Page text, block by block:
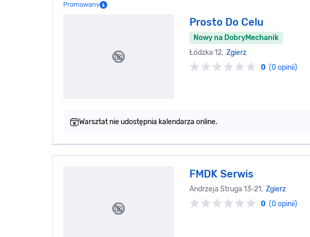
Promowany
Prosto Do Celu
Nowy na DobryMechanik
Łódzka 12, Zgierz
0 (0 opinii)
Warsztat nie udostępnia kalendarza online.
FMDK Serwis
Andrzeja Struga 13-21, Zgierz
0 (0 opinii)